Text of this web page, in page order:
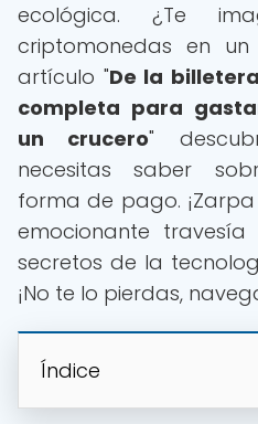
ecológica. ¿Te
criptomonedas en un
artículo "De la
completa para
un crucero"
necesitas saber
forma de pago.
emocionante
secretos de la
¡No te lo pierdas,
Índice